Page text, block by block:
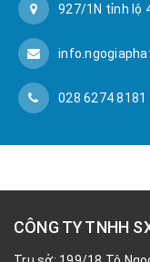
927/1N tỉnh lộ
028 6274 8181
CÔNG TY TNHH